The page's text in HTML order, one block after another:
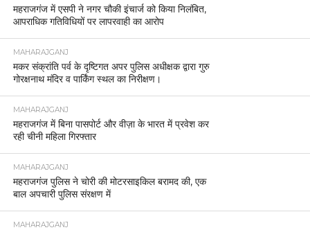
महराजगंज में एसपी ने नगर चौकी इंचार्ज को किया निलंबित,
आपराधिक गतिविधियों पर लापरवाही का आरोप
MAHARAJGANJ
मकर संक्रांति पर्व के दृष्टिगत अपर पुलिस अधीक्षक द्वारा गुरु
गोरक्षनाथ मंदिर व पार्किंग स्थल का निरीक्षण।
MAHARAJGANJ
महराजगंज में बिना पासपोर्ट और वीज़ा के भारत में प्रवेश कर
रही चीनी महिला गिरफ्तार
MAHARAJGANJ
महराजगंज पुलिस ने चोरी की मोटरसाइकिल बरामद की, एक
बाल अपचारी पुलिस संरक्षण में
MAHARAJGANJ